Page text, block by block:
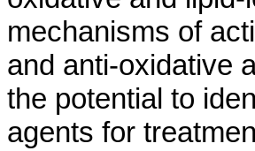
mechanisms of
and anti-oxidative
the potential to
agents for